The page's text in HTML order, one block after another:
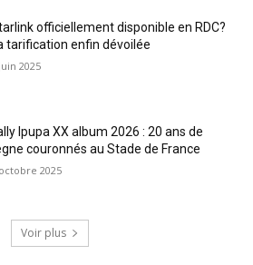
officiellement disponible en RDC?
tarification enfin dévoilée
2025
Ipupa XX album 2026 : 20 ans de
couronnés au Stade de France
2025
Voir plus